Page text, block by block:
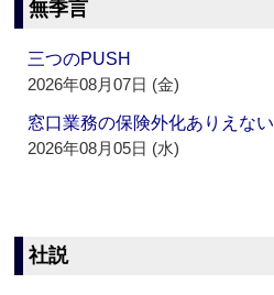
無季言
三つのPUSH
2026年08月07日 (金)
窓口業務の保険外化ありえない
2026年08月05日 (水)
社説